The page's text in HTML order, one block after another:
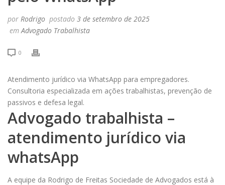
por Rodrigo postado 3 de setembro de 2025
emAdvogado Trabalhista
0
Atendimento jurídico via WhatsApp para empregadores.
Consultoria especializada em ações trabalhistas, prevenção de
passivos e defesa legal.
Advogado trabalhista –
atendimento jurídico via
whatsApp
A equipe da Rodrigo de Freitas Sociedade de Advogados está à